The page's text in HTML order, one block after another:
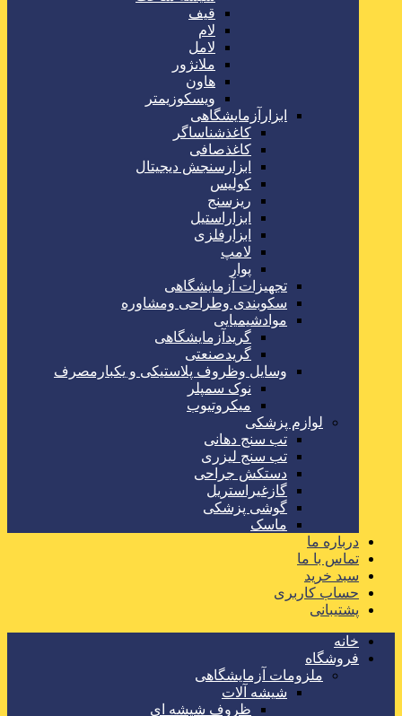
قیف
لام
لامل
ملانژور
هاون
ویسکوزیمتر
ابزارآزمایشگاهی
کاغذشناساگر
کاغذصافی
ابزارسنجش دیجیتال
کولیس
ریزسنج
ابزاراستیل
ابزارفلزی
لامپ
پوار
تجهیزات آزمایشگاهی
سکوبندی وطراحی ومشاوره
موادشیمیایی
گریدآزمایشگاهی
گریدصنعتی
وسایل وظروف پلاستیکی و یکبارمصرف
نوک سمپلر
میکروتیوب
لوازم پزشکی
تب سنج دهانی
تب سنج لیزری
دستکش جراحی
گازغیراستریل
گوشی پزشکی
ماسک
درباره ما
تماس با ما
سبد خرید
حساب کاربری
پشتیبانی
خانه
فروشگاه
ملزومات آزمایشگاهی
شیشه آلات
ظروف شیشه ای